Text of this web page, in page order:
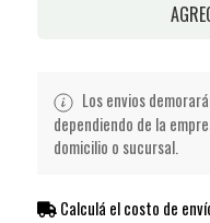
Los envios
dependiendo de la
domicilio o sucursal.
Calculá el costo de